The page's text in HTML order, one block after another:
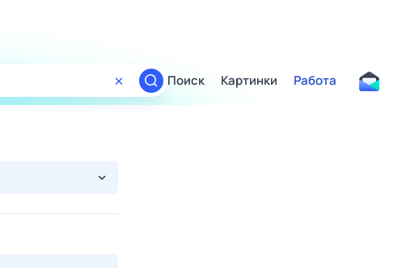
Поиск Картинки Работа